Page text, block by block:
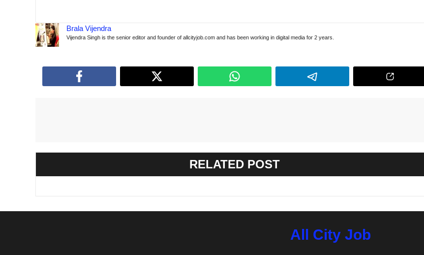
Brala Vijendra
Vijendra Singh is the senior editor and founder of allcityjob.com and has been working in digital media for 2 years.
RELATED POST
All City Job